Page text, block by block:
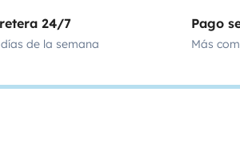
24/7
de la semana
Pago
Más